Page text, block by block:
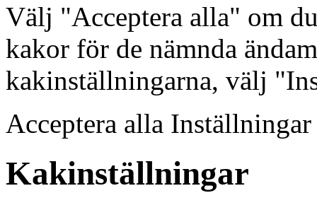
Välj "Acceptera alla" om
kakor för de nämnda
kakinställningarna, välj
Acceptera alla
Kakinställningar